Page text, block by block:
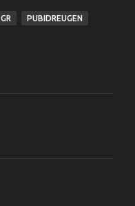
GR PUBIDREUGEN